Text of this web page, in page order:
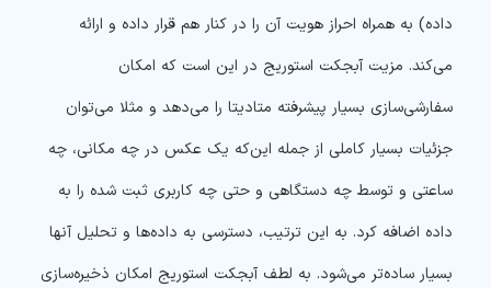
داده) به همراه احراز هویت آن را در کنار هم قرار داده و ارائه
می‌کند. مزیت آبجکت استوریج در این است که امکان
سفارشی‌سازی بسیار پیشرفته متادیتا را می‌دهد و مثلا می‌توان
جزئیات بسیار کاملی از جمله این‌که یک عکس در چه مکانی، چه
ساعتی و توسط چه دستگاهی و حتی چه کاربری ثبت شده را به
داده اضافه کرد. به این ترتیب، دسترسی به داده‌ها و تحلیل آنها
بسیار ساده‌تر می‌شود. به لطف آبجکت استوریج امکان ذخیره‌سازی